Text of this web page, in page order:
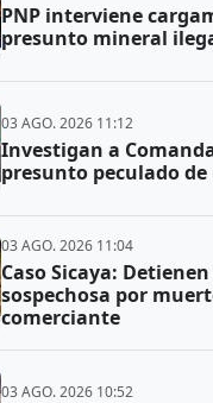
PNP interviene
presunto mineral
03 AGO. 2026 11:12
Investigan a
presunto peculado de
03 AGO. 2026 11:04
Caso Sicaya:
sospechosa por
comerciante
03 AGO. 2026 10:52